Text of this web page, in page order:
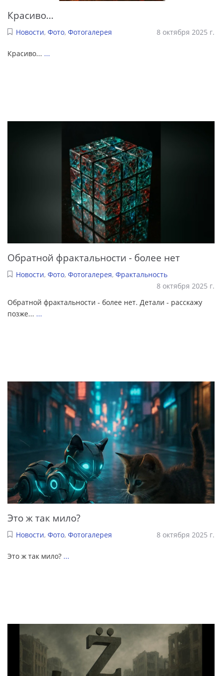
Красиво...
Новости, Фото, Фотогалерея 8 октября 2025 г.
Красиво... ...
Обратной фрактальности - более нет
Новости, Фото, Фотогалерея, Фрактальность
8 октября 2025 г.
Обратной фрактальности - более нет. Детали - расскажу
позже... ...
Это ж так мило?
Новости, Фото, Фотогалерея 8 октября 2025 г.
Это ж так мило? ...